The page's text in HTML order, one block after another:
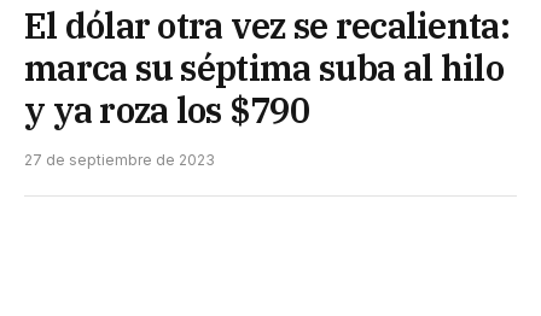
El dólar otra vez se recalienta:
marca su séptima suba al hilo
y ya roza los $790
27 de septiembre de 2023